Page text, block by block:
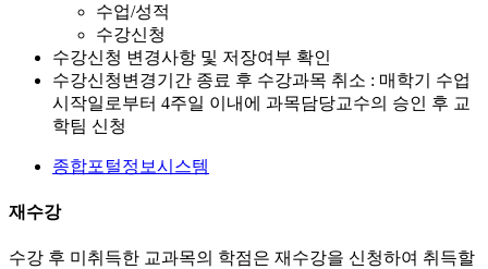
수업/성적
수강신청
수강신청 변경사항 및 저장여부 확인
수강신청변경기간 종료 후 수강과목 취소 : 매학기 수업
시작일로부터 4주일 이내에 과목담당교수의 승인 후 교
학팀 신청
종합포털정보시스템
재수강
수강 후 미취득한 교과목의 학점은 재수강을 신청하여 취득할